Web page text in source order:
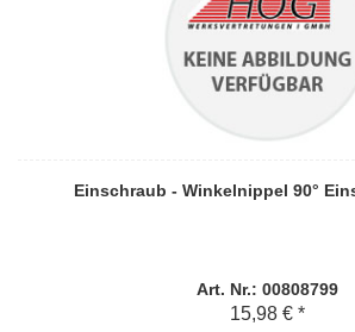
Einschraub - Winkelnippel 90°
Art. Nr.: 00808799
15,98 € *